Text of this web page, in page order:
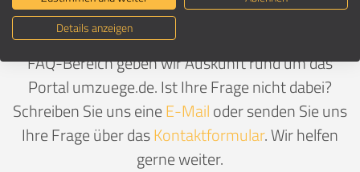
Sie möchten sich kurz und knapp zu einer
bestimmten Thematik informieren? In unserem
FAQ-Bereich geben wir Auskunft rund um das
Portal umzuege.de. Ist Ihre Frage nicht dabei?
Schreiben Sie uns eineE-Mailoder senden Sie uns
Ihre Frage über dasKontaktformular. Wir helfen
gerne weiter.
Details anzeigen